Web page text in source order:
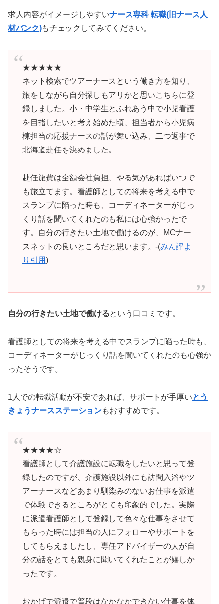
求人内容がイメージしやすいナース専科 転職(旧ナース人
材バンク)もチェックしてみてください。
★★★★★
ネット検索でツアーナースという働き方を知り、
旅をしながら自分探しもアリかと思いこちらに登
録しました。小・中学生とふれあう中で小児看護
を目指したいと考え始めた頃、担当者から小児病
棟担当の応援ナースの話が舞い込み、二つ返事で
北海道赴任を決めました。
赴任旅費は全額会社負担、やる気があればいつで
も旅立てます。看護師としての将来を考える中で
スランプに陥った時も、コーディネーターがじっ
くり話を聞いてくれたのも私には心強かったで
す。自分の行きたい土地で働けるのが、MCナー
スネットの良いところだと思います。-(みん評よ
り引用)
自分の行きたい土地で働けるという口コミです。
看護師としての将来を考える中でスランプに陥った時も、
コーディネーターがじっくり話を聞いてくれたのも心強か
ったそうです。
1人での転職活動が不安であれば、サポートが手厚いとう
きょうナースステーションもおすすめです。
★★★★☆
看護師として介護施設に転職をしたいと思って登
録したのですが、介護施設以外にも訪問入浴やツ
アーナースなどあまり馴染みのないお仕事を派遣
で体験できるところがとても印象的でした。実際
に派遣看護師として登録して色々な仕事をさせて
もらった時には担当の人にフォローやサポートを
してもらえましたし、専任アドバイザーの人が自
分の話をとても親身に聞いてくれたことが嬉しか
ったです。
おかげで派遣で普段はなかなかできない仕事を体